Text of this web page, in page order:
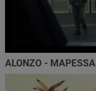
ALONZO - MAPESSA